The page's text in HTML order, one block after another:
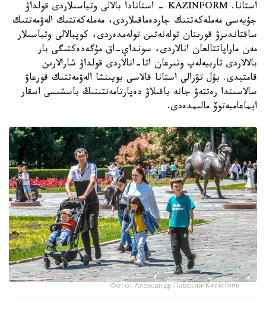
استانا. KAZINFORM - استانادا بالالى وتباسىلاردى قولداۋ
جۇيەسى مەملەكەتتىك جاردەماقىلاردى، مەملەكەتتىك الەۋمەتتىك
ساقتاندىرۋ قورىنان تولەنەتىن تولەمدەردى، كوپبالالى وتباسىلار
مەن ماراپاتتالعان انالاردى، سونداي-اق مۇگەدەكتىگى بار
بالالاردى تاربيەلەپ وتىرعان اتا-انالاردى قولداۋ شارالارىن
قامتيدى. بۇل تۋرالى استانا قالاسى بويىنشا الەۋمەتتىك قورعاۋ
سالاسىندا رەتتەۋ جانە باقىلاۋ دەپارتامەنتىنىڭ باسشىسى اسقار
ايماعامبەتوۆ مالىمدەدى.
Фото: Александр Павский/Kazinform